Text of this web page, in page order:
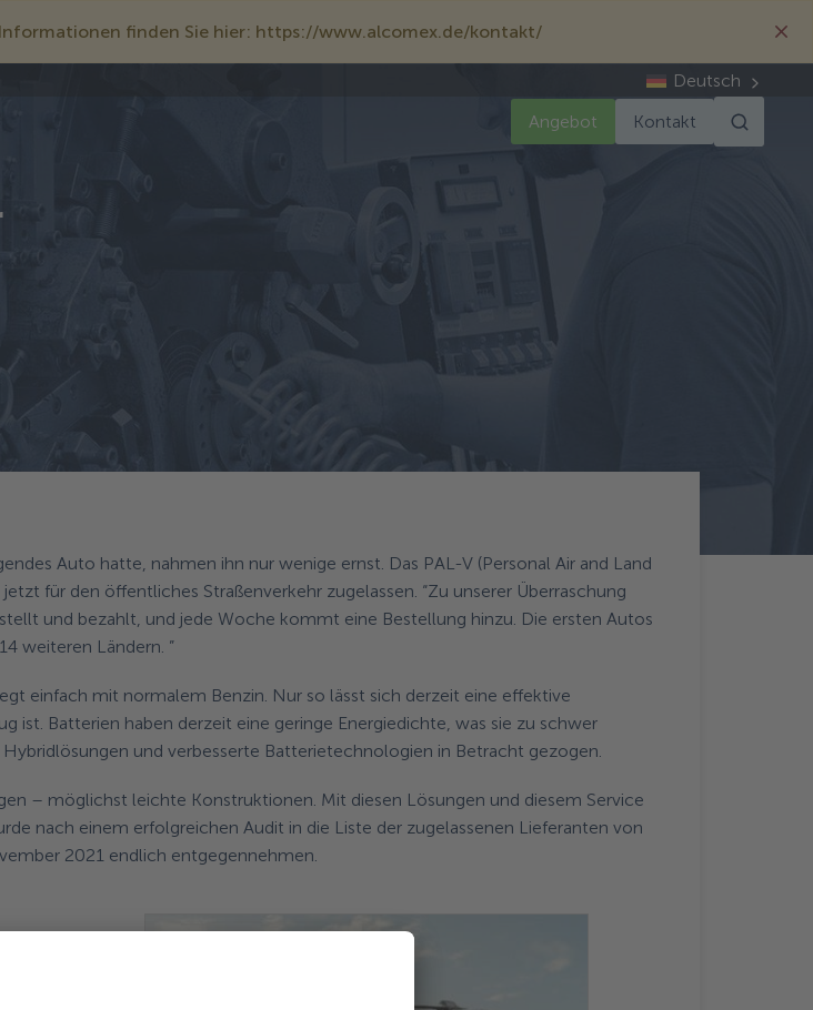
finden Sie hier: https://www.alcomex.de/kontakt/
Deutsch
Angebot Kontakt
Auto hatte, nahmen ihn nur wenige ernst. Das PAL-V (Personal Air and Land
für den öffentliches Straßenverkehr zugelassen. “Zu unserer Überraschung
und bezahlt, und jede Woche kommt eine Bestellung hinzu. Die ersten Autos
weiteren Ländern. ”
einfach mit normalem Benzin. Nur so lässt sich derzeit eine effektive
ist. Batterien haben derzeit eine geringe Energiedichte, was sie zu schwer
und verbesserte Batterietechnologien in Betracht gezogen.
– möglichst leichte Konstruktionen. Mit diesen Lösungen und diesem Service
nach einem erfolgreichen Audit in die Liste der zugelassenen Lieferanten von
2021 endlich entgegennehmen.